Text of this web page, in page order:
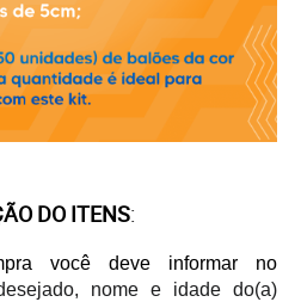
DO ITENS:
você deve informar no
nome e idade do(a)